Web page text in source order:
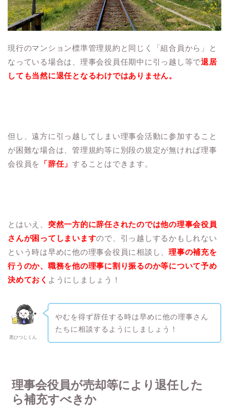
現行のマンション標準管理規約と同じく「組合員から」と
なっている場合は、理事会役員任期中に引っ越し等で退居
しても当然に退任となるわけではありません。
但し、遠方に引っ越してしまい理事会活動に参加すること
が困難な場合は、管理規約等に別段の規定が無ければ理事
会役員を
「辞任」することはできます。
とはいえ、 突然一方的に辞任されたのでは他の理事会役員
さんが困ってしまいますので、引っ越しするかもしれない
という時は早めに他の理事会役員に相談し、理事の補充を
行うのか、職務を他の理事に割り振るのか等について予め
決めておく ようにしましょう！
黒ひつじくん
やむを得ず辞任する時は早めに他の理事さん
たちに相談するようにしましょう！
理事会役員が売却等により退任した
ら補充すべきか